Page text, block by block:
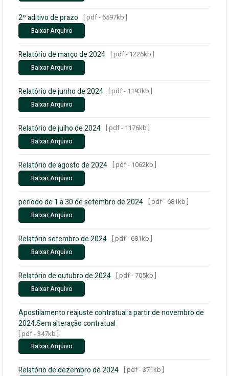
2º aditivo de prazo [ pdf - 6597kb ]
Baixar Arquivo
Relatório de março de 2024 [ pdf - 1226kb ]
Baixar Arquivo
Relatório de junho de 2024 [ pdf - 1193kb ]
Baixar Arquivo
Relatório de julho de 2024 [ pdf - 1176kb ]
Baixar Arquivo
Relatório de agosto de 2024 [ pdf - 1062kb ]
Baixar Arquivo
período de 1 a 30 de setembro de 2024 [ pdf - 681kb ]
Baixar Arquivo
Relatório setembro de 2024 [ pdf - 681kb ]
Baixar Arquivo
Relatório de outubro de 2024 [ pdf - 705kb ]
Baixar Arquivo
Apostilamento reajuste contratual a partir de novembro de
2024.Sem alteração contratual
[ pdf - 347kb ]
Baixar Arquivo
Relatório de dezembro de 2024 [ pdf - 371kb ]